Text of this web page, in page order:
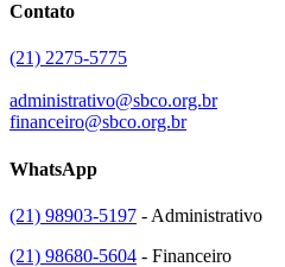
Contato
(21) 2275-5775
administrativo@sbco.org.br
financeiro@sbco.org.br
WhatsApp
(21) 98903-5197 - Administrativo
(21) 98680-5604 - Financeiro